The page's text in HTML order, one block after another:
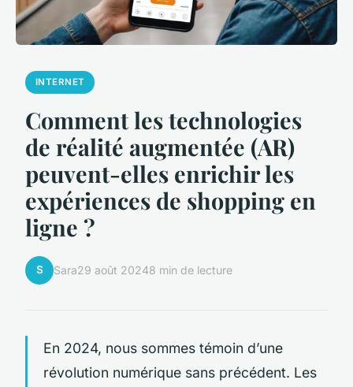
INTERNET
Comment les technologies
de réalité augmentée (AR)
peuvent-elles enrichir les
expériences de shopping en
ligne ?
S Sara29 août 20248 min de lecture
En 2024, nous sommes témoin d’une
révolution numérique sans précédent. Les